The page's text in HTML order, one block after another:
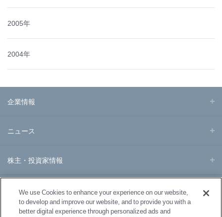
2005年
2004年
企業情報
ニュース
株主・投資家情報
事業・製品
We use Cookies to enhance your experience on our website,
to develop and improve our website, and to provide you with a
better digital experience through personalized ads and